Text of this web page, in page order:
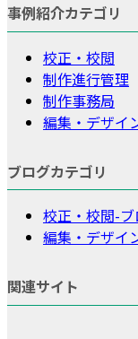
事例紹介カテゴリ
校正・校閲
制作進行管理
制作事務局
編集・デザイ
ブログカテゴリ
校正・校閲-
編集・デザイ
関連サイト